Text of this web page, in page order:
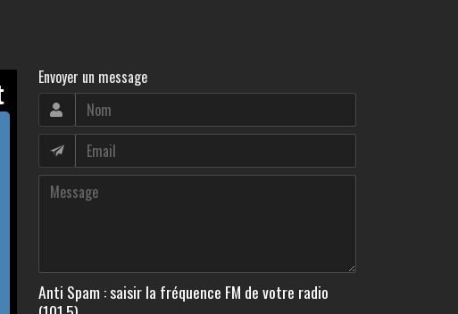
Envoyer un message
Anti Spam : saisir la fréquence FM de votre radio